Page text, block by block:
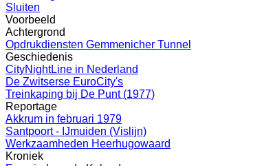
Sluiten
Voorbeeld
Achtergrond
Opdrukdiensten Gemmenicher Tunnel
Geschiedenis
CityNightLine in Nederland
De Zwitserse EuroCity's
Treinkaping bij De Punt (1977)
Reportage
Akkrum in februari 1979
Santpoort - IJmuiden (Vislijn)
Werkzaamheden Heerhugowaard
Kroniek